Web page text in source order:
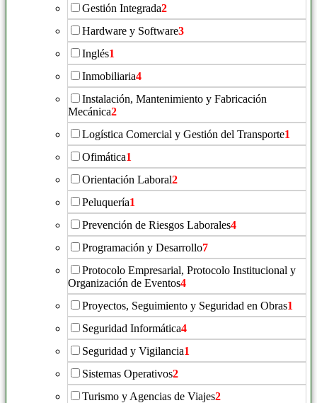
Gestión Integrada2
Hardware y Software3
Inglés1
Inmobiliaria4
Instalación, Mantenimiento y Fabricación
Mecánica2
Logística Comercial y Gestión del Transporte1
Ofimática1
Orientación Laboral2
Peluquería1
Prevención de Riesgos Laborales4
Programación y Desarrollo7
Protocolo Empresarial, Protocolo Institucional y
Organización de Eventos4
Proyectos, Seguimiento y Seguridad en Obras1
Seguridad Informática4
Seguridad y Vigilancia1
Sistemas Operativos2
Turismo y Agencias de Viajes2